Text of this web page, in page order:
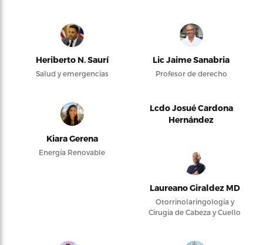
Heriberto N. Saurí
Salud y emergencias
Lic Jaime Sanabria
Profesor de derecho
Kiara Gerena
Energía Renovable
Lcdo Josué Cardona
Hernández
Laureano Giraldez MD
Otorrinolaringología y
Cirugía de Cabeza y Cuello